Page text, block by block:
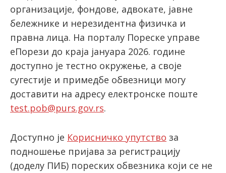
организације, фондове, адвокате, јавне
бележнике и нерезидентна физичка и
правна лица. На порталу Пореске управе
еПорези до краја јануара 2026. године
доступно је тестно окружење, а своје
сугестије и примедбе обвезници могу
доставити на адресу електронске поште
test.pob@purs.gov.rs.
Доступно је Корисничко упутство за
подношење пријава за регистрацију
(доделу ПИБ) пореских обвезника који се не